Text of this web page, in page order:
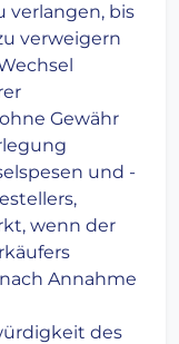
verlangen, bis
verweigern
Gewähr
und -
wenn der
Annahme
des